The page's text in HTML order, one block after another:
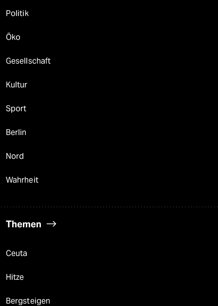
Politik
Öko
Gesellschaft
Kultur
Sport
Berlin
Nord
Wahrheit
Themen
Ceuta
Hitze
Bergsteigen